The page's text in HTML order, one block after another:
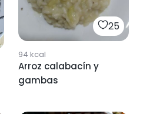
25
94 kcal
Arroz calabacín y
gambas